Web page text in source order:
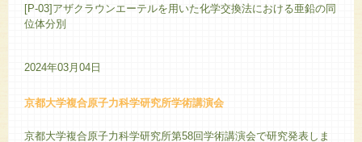
[P-03]アザクラウンエーテルを⽤いた化学交換法における亜鉛の同
位体分別
2024年03月04日
京都大学複合原子力科学研究所学術講演会
京都大学複合原子力科学研究所第58回学術講演会で研究発表しま